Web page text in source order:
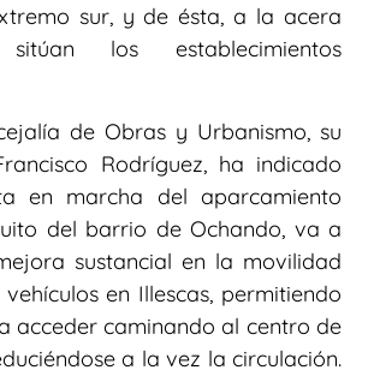
sur, y de ésta, a la acera
los establecimientos
de Obras y Urbanismo, su
Rodríguez, ha indicado
en marcha del aparcamiento
del barrio de Ochando, va a
sustancial en la movilidad
en Illescas, permitiendo
acceder caminando al centro de
a la vez la circulación.